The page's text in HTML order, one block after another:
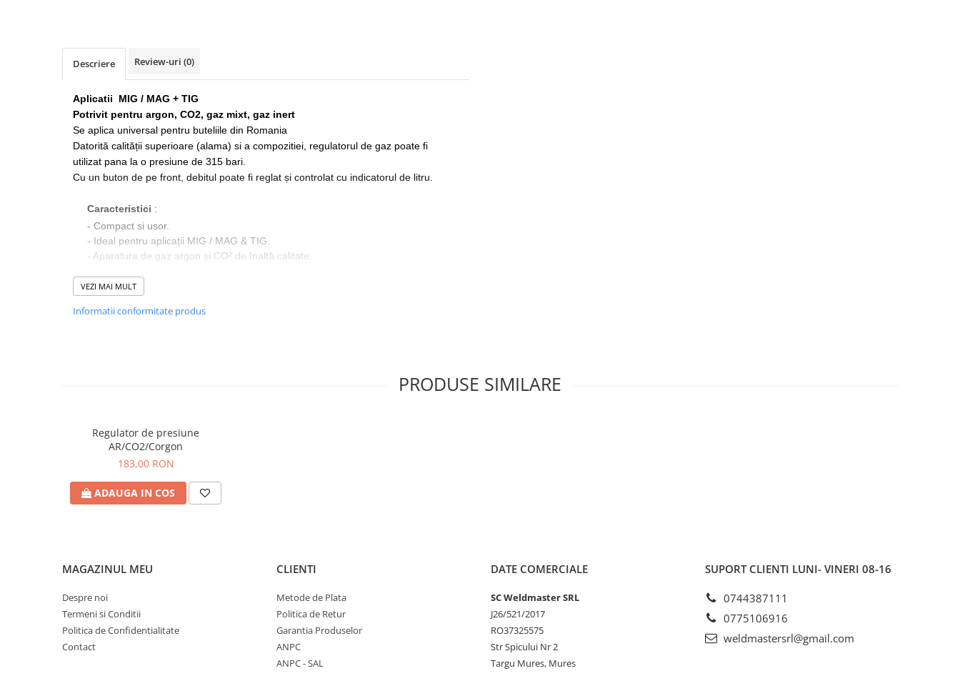
Echipamente de protectie
Lichide, sprayuri sudura
Pachete aparate sudura
Sarma sudura, baghete TIG,
electrozi sudura
Sarma sudura
Baghete sudura WIG (TIG)
Electrozi sudura
Taiere sudare oxigaz
Unitati de extragere a fumului
Descriere Review-uri (0)
Aplicatii
MIG / MAG + TIG
Potrivit pentru argon, CO2, gaz mixt, gaz inert
Se aplica universal pentru buteliile din Romania
Datorită calității superioare (alama) si a compozitiei, regulatorul de gaz poate fi
utilizat pana la o presiune de 315 bari.
Cu un buton de pe front, debitul poate fi reglat și controlat cu indicatorul de litru.
Caracteristici :
- Compact si usor.
- Ideal pentru aplicații MIG / MAG & TIG.
- Aparatura de gaz argon și CO² de înaltă calitate.
- Manometrele robuste sunt ușor de citit.
Debitul
Normă
VEZI MAI MULT
Informatii conformitate produs
PRODUSE SIMILARE
Regulator de presiune
AR/CO2/Corgon
183,00 RON
ADAUGA IN COS
MAGAZINUL MEU
Despre noi
Termeni si Conditii
Politica de Confidentialitate
Contact
CLIENTI
Metode de Plata
Politica de Retur
Garantia Produselor
ANPC
ANPC - SAL
DATE COMERCIALE
SC Weldmaster SRL
J26/521/2017
RO37325575
Str Spicului Nr 2
Targu Mures, Mures
SUPORT CLIENTI LUNI- VINERI 08-16
0744387111
0775106916
weldmastersrl@gmail.com